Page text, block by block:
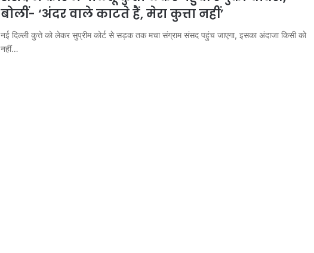
बोलीं- ‘अंदर वाले काटते हैं, मेरा कुत्ता नहीं’
नई दिल्ली कुत्ते को लेकर सुप्रीम कोर्ट से सड़क तक मचा संग्राम संसद पहुंच जाएगा, इसका अंदाजा किसी को
नहीं…